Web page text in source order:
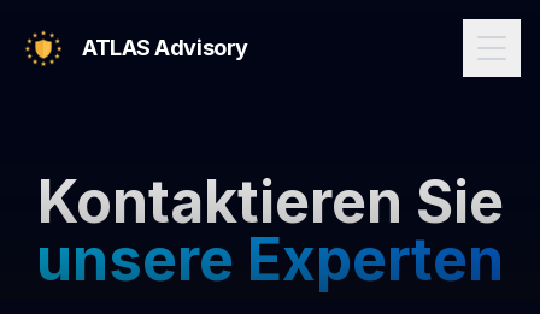
ATLAS Advisory
Kontaktieren Sie
unsere Experten